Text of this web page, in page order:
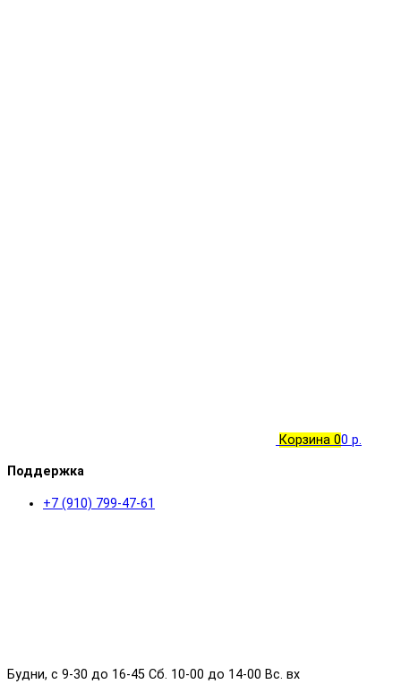
Корзина 00 р.
Поддержка
+7 (910) 799-47-61
Будни, с 9-30 до 16-45 Сб. 10-00 до 14-00 Вс. вх